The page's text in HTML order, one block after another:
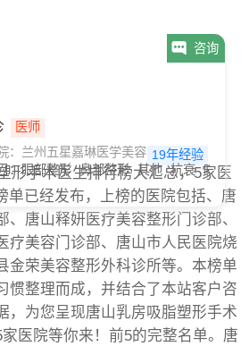
医师
19年经验
：兰州五星嘉琳医学美容医院
：眼部整形 鼻部整形 其他 抗衰 吸脂
咨询
形手术医生排行榜大汇总，5家医
单已经发布，上榜的医院包括、唐
、唐山释妍医疗美容整形门诊部、
疗美容门诊部、唐山市人民医院烧
金荣美容整形外科诊所等。本榜单
惯整理而成，并结合了本站客户咨
，为您呈现唐山乳房吸脂塑形手术
医院等你来！前5的完整名单。唐